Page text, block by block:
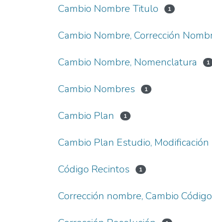
Cambio Nombre Titulo 1
Cambio Nombre, Corrección
Cambio Nombre, Nomenclatura 1
Cambio Nombres 1
Cambio Plan 1
Cambio Plan Estudio,
Código Recintos 1
Corrección nombre, Cambio